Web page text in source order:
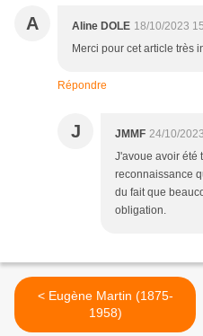
A Aline DOLE 18/10/2023
Merci pour cet article très
Répondre
J JMMF 24/10/
J'avoue avoir été
reconnaissance
du fait que
obligation.
< Eugène Martin (1875-
1958)